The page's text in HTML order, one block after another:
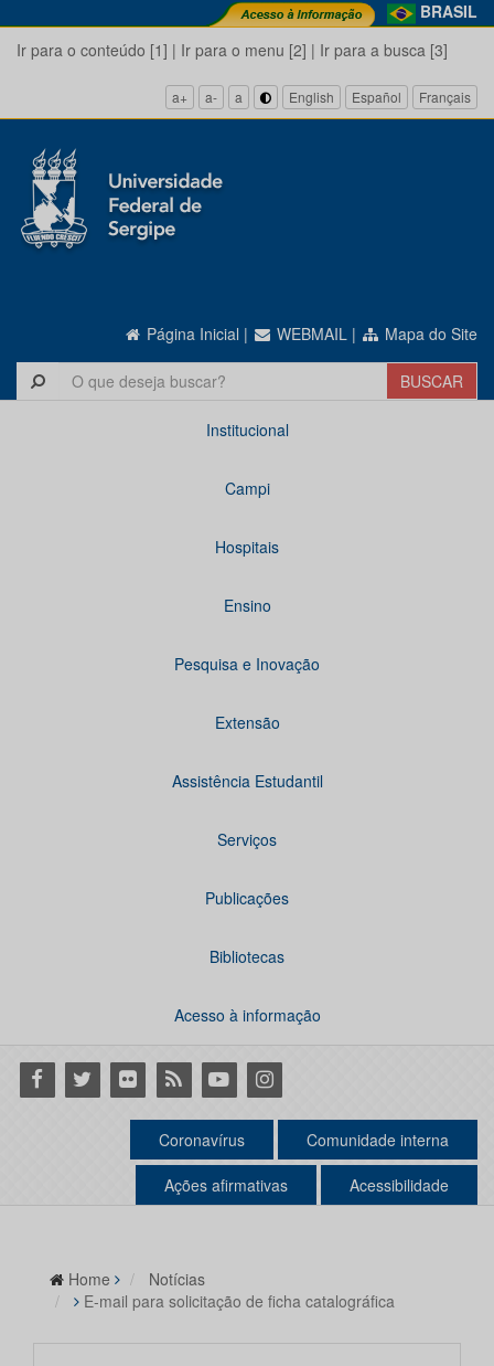
BRASIL
Ir para o conteúdo [1] | Ir para o menu [2] | Ir para a busca [3]
a+ a- a English Español Français
Página Inicial | WEBMAIL | Mapa do Site
Institucional
Campi
Hospitais
Ensino
Pesquisa e Inovação
Extensão
Assistência Estudantil
Serviços
Publicações
Bibliotecas
Acesso à informação
Facebook
Twitter Flickr RSS YoutubeInstagram
Coronavírus Comunidade interna
Ações afirmativas Acessibilidade
Home
Notícias
E-mail para solicitação de ficha catalográfica